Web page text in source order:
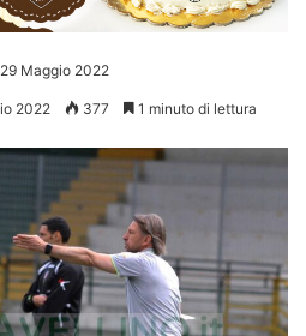
29 Maggio 2022
2022 377 1 minuto di lettura